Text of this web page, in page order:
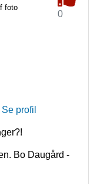
foto
0
Se profil
Bo Daugård -